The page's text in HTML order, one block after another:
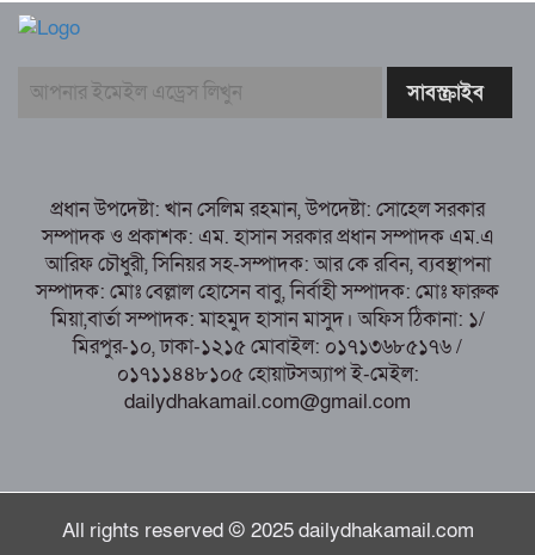
নরসিংদীর শিবপুরে তিনটি গরুকে বিষ খাইয়ে
সামলাচ্ছেন একাধিক গুরুত্বপূর্ণ দায়িত্ব, প্রশংসায় মুখর এলাকাবাসী
বগুড়া মুদ্রণ শিল্প শ্রমিক ইউনিয়নের নির্বাচন
পরিচালনা কমিটির প্রস্তুতি সভা অনুষ্ঠিত
প্রধান উপদেষ্টা: খান সেলিম রহমান, উপদেষ্টা: সোহেল সরকার
সম্পাদক ও প্রকাশক: এম. হাসান সরকার প্রধান সম্পাদক এম.এ
আরিফ চৌধুরী, সিনিয়র সহ-সম্পাদক: আর কে রবিন, ব্যবস্থাপনা
সম্পাদক: মোঃ বেল্লাল হোসেন বাবু, নির্বাহী সম্পাদক: মোঃ ফারুক
মিয়া,বার্তা সম্পাদক: মাহমুদ হাসান মাসুদ। অফিস ঠিকানা: ১/
মিরপুর-১০, ঢাকা-১২১৫ মোবাইল: ০১৭১৩৬৮৫১৭৬ /
০১৭১১৪৪৮১০৫ হোয়াটসঅ্যাপ ই-মেইল:
dailydhakamail.com@gmail.com
All rights reserved © 2025 dailydhakamail.com